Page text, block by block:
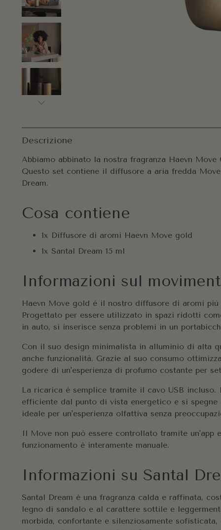
Descrizione
Abbiamo abbinato la nostra fragranza Haevn
Questo set contiene il diffusore a aria fredda
Dream.
Cosa contiene
1x Diffusore di aromi Haevn Move gold
1x Santal Dream 15 ml
Informazioni sul
Haevn Move gold è il nostro diffusore di aromi
Progettato per essere utilizzato in spazi ridotti
in auto, si inserisce senza problemi in un
Con il suo design minimalista in alluminio di alta
anche funzionalità. Grazie al suo consumo
godere di un'esperienza di profumo costante per
La ricarica è semplice tramite il cavo USB
efficiente dal punto di vista energetico e si
ideale per un'esperienza olfattiva senza
Il Move non può essere controllato tramite un'app
funzionamento è interamente manuale.
Informazioni su Santal
Santal Dream è una fragranza calda e raffinata,
legno di sandalo e al carattere sottile e
morbida, confortante e silenziosamente